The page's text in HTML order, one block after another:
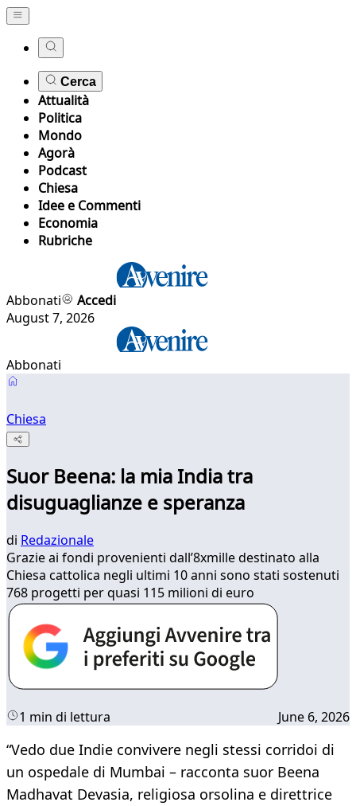
Cerca
Attualità
Politica
Mondo
Agorà
Podcast
Chiesa
Idee e Commenti
Economia
Rubriche
Abbonati
Accedi
August 7, 2026
Abbonati
Chiesa
Suor Beena: la mia India tra
disuguaglianze e speranza
di Redazionale
Grazie ai fondi provenienti dall’8xmille destinato alla
Chiesa cattolica negli ultimi 10 anni sono stati sostenuti
768 progetti per quasi 115 milioni di euro
1 min di lettura June 6, 2026
“Vedo due Indie convivere negli stessi corridoi di
un ospedale di Mumbai – racconta suor Beena
Madhavat Devasia, religiosa orsolina e direttrice